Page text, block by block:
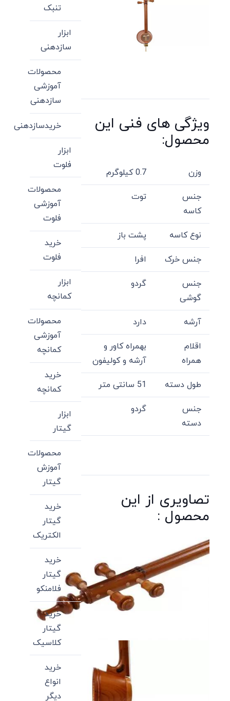
ویژگی های فنی این
محصول:
وزن 0.7 کیلوگرم
جنس
کاسه
توت
نوع کاسه پشت باز
جنس خرک افرا
جنس
گوشی
گردو
آرشه دارد
اقلام
همراه
بهمراه کاور و
آرشه و کولیفون
طول دسته 51 سانتی متر
جنس
دسته
گردو
تصاویری از این
محصول :
تنبک
ابزار
سازدهنی
محصولات
آموزشی
سازدهنی
خریدسازدهنی
ابزار
فلوت
محصولات
آموزشی
فلوت
خرید
فلوت
ابزار
کمانچه
محصولات
آموزشی
کمانچه
خرید
کمانچه
ابزار
گیتار
محصولات
آموزش
گیتار
خرید
گیتار
الکتریک
خرید
گیتار
فلامنکو
خرید
گیتار
کلاسیک
خرید
انواع
دیگر